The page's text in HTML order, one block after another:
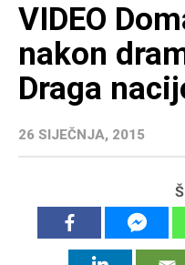
VIDEO
nakon
Draga
26 SIJEČNJA, 2015